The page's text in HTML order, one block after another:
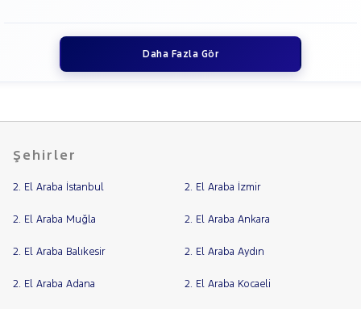
Daha Fazla Gör
Şehirler
2. El Araba İstanbul 2. El Araba İzmir
2. El Araba Muğla 2. El Araba Ankara
2. El Araba Balıkesir 2. El Araba Aydın
2. El Araba Adana 2. El Araba Kocaeli